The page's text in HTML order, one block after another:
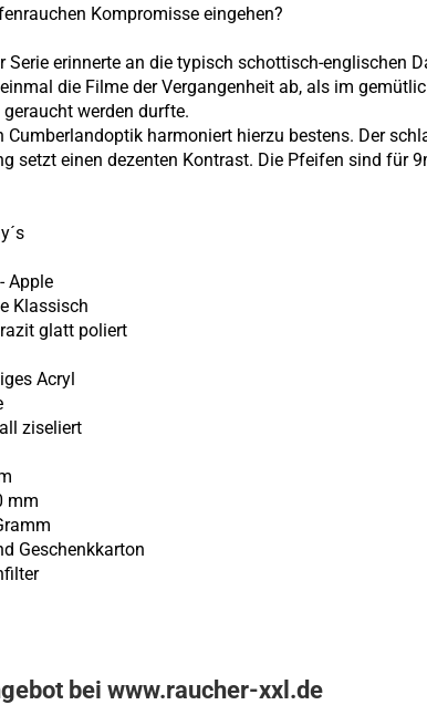
Kompromisse eingehen?
Serie erinnerte an die typisch schottisch-englischen
die Filme der Vergangenheit ab, als im
werden durfte.
Cumberlandoptik harmoniert hierzu bestens. Der
setzt einen dezenten Kontrast. Die Pfeifen sind für
Apple
Klassisch
glatt poliert
Acryl
ziseliert
mm
Geschenkkarton
bei www.raucher-xxl.de